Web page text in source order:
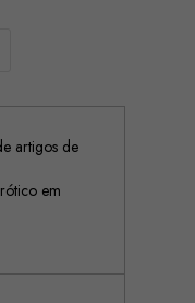
artigos de
em